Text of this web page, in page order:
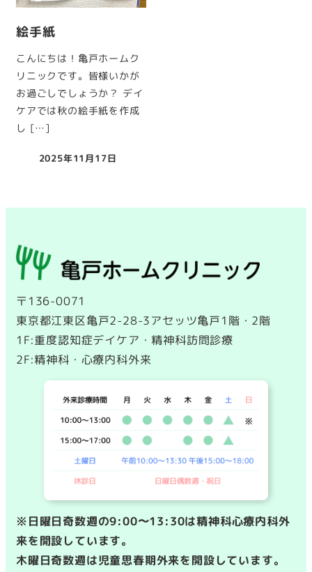
絵手紙
こんにちは！亀戸ホームク
リニックです。皆様いかが
お過ごしでしょうか？ デイ
ケアでは秋の絵手紙を作成
し […]
投稿日
2025年11月17日
〒136-0071
東京都江東区亀戸2-28-3アセッツ亀戸1階・2階
1F:重度認知症デイケア・精神科訪問診療
2F:精神科・心療内科外来
※日曜日奇数週の9:00〜13:30は精神科心療内科外
来を開設しています。
木曜日奇数週は児童思春期外来を開設しています。